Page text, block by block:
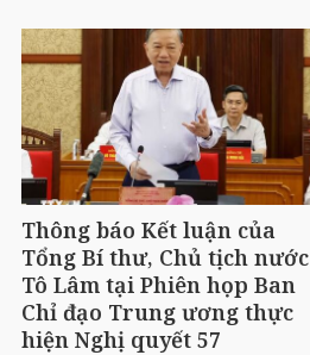
Thông báo Kết luận của
Tổng Bí thư, Chủ tịch nước
Tô Lâm tại Phiên họp Ban
Chỉ đạo Trung ương thực
hiện Nghị quyết 57